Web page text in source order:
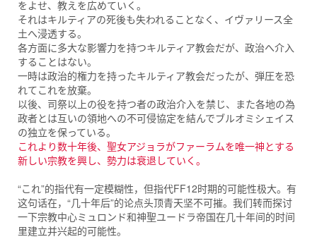
をよせ、教えを広めていく。
それはキルティアの死後も失われることなく、イヴァリース全
土へ浸透する。
各方面に多大な影響力を持つキルティア教会だが、政治へ介入
することはない。
一時は政治的権力を持ったキルティア教会だったが、弾圧を恐
れてこれを放棄。
以後、司祭以上の役を持つ者の政治介入を禁じ、また各地の為
政者とは互いの領地への不可侵協定を結んでブルオミシェイス
の独立を保っている。
これより数十年後、聖女アジョラがファーラムを唯一神とする
新しい宗教を興し、勢力は衰退していく。
“これ”的指代有一定模糊性，但指代FF12时期的可能性极大。有
这句话在，“几十年后”的论点头顶青天坚不可摧。我们转而探讨
一下宗教中心ミュロンド和神聖ユードラ帝国在几十年间的时间
里建立并兴起的可能性。